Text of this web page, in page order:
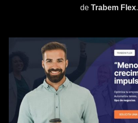
de Trabem Flex.